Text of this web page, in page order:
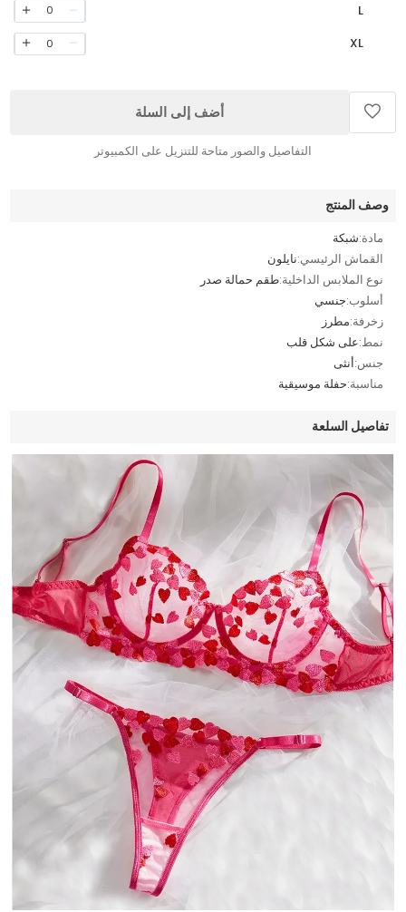
L
0
XL
0
أضف إلى السلة
التفاصيل والصور متاحة للتنزيل على الكمبيوتر
وصف المنتج
مادة:شبكة
القماش الرئيسي:نايلون
نوع الملابس الداخلية:طقم حمالة صدر
أسلوب:جنسي
زخرفة:مطرز
نمط:على شكل قلب
جنس:أنثى
مناسبة:حفلة موسيقية
تفاصيل السلعة